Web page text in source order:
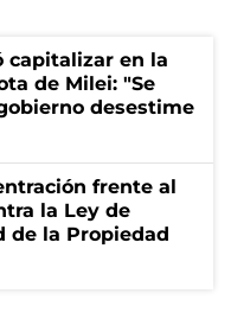
capitalizar en la
de Milei: "Se
desestime
frente al
la Ley de
de la Propiedad